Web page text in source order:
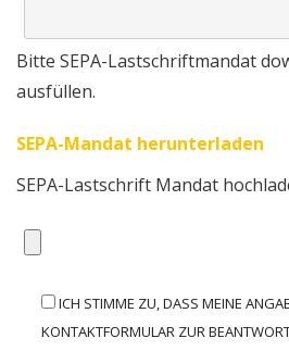
Bitte SEPA-Lastschriftmandat
ausfüllen.
SEPA-Mandat herunterladen
SEPA-Lastschrift Mandat
ICH STIMME ZU, DASS MEINE
KONTAKTFORMULAR ZUR